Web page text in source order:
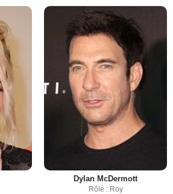
Dylan McDermott
Rôle : Roy